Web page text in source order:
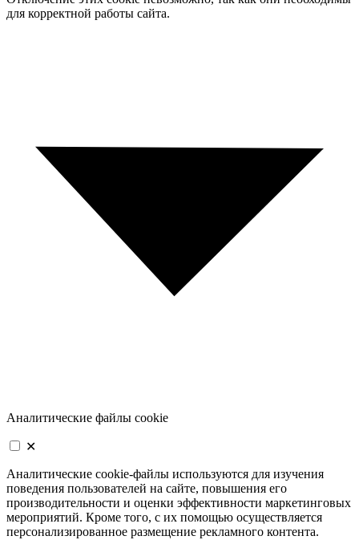
для корректной работы сайта.
Аналитические файлы cookie
✕
Аналитические cookie-файлы используются для изучения
поведения пользователей на сайте, повышения его
производительности и оценки эффективности маркетинговых
мероприятий. Кроме того, с их помощью осуществляется
персонализированное размещение рекламного контента.